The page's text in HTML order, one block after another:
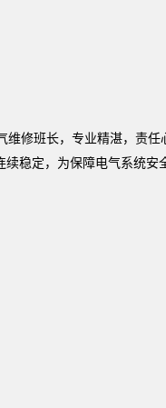
修班长，专业精湛，责任
续稳定，为保障电气系统安